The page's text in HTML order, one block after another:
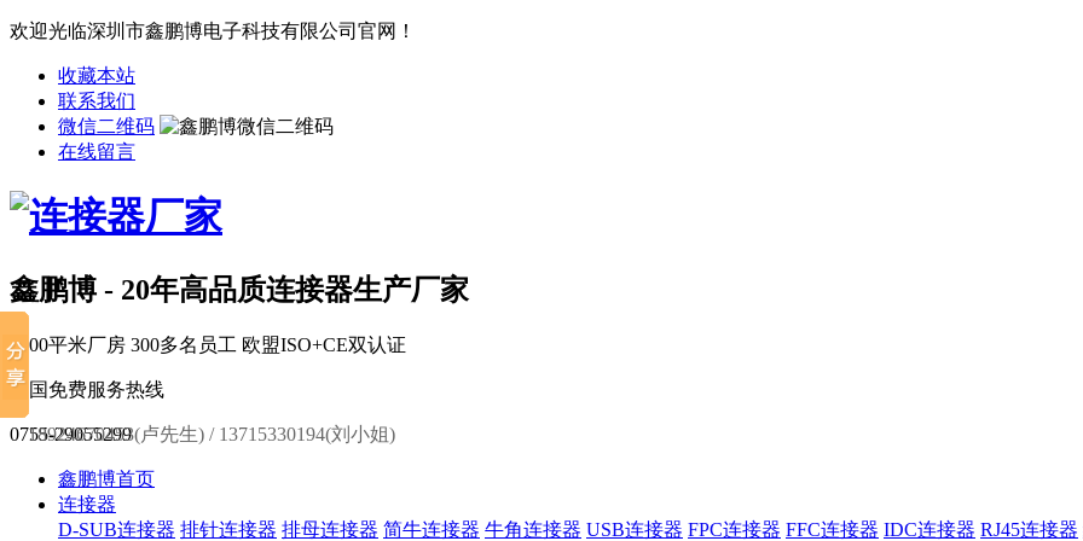
欢迎光临深圳市鑫鹏博电子科技有限公司官网！
收藏本站
联系我们
微信二维码
在线留言
鑫鹏博 - 20年高品质连接器生产厂家
6000平米厂房 300多名员工 欧盟ISO+CE双认证
全国免费服务热线
0755-29055299
18924670453(卢先生) / 13715330194(刘小姐)
鑫鹏博首页
连接器
D-SUB连接器 排针连接器 排母连接器 简牛连接器 牛角连接器 USB连接器 FPC连接器 FFC连接器 IDC连接器 RJ45连接器